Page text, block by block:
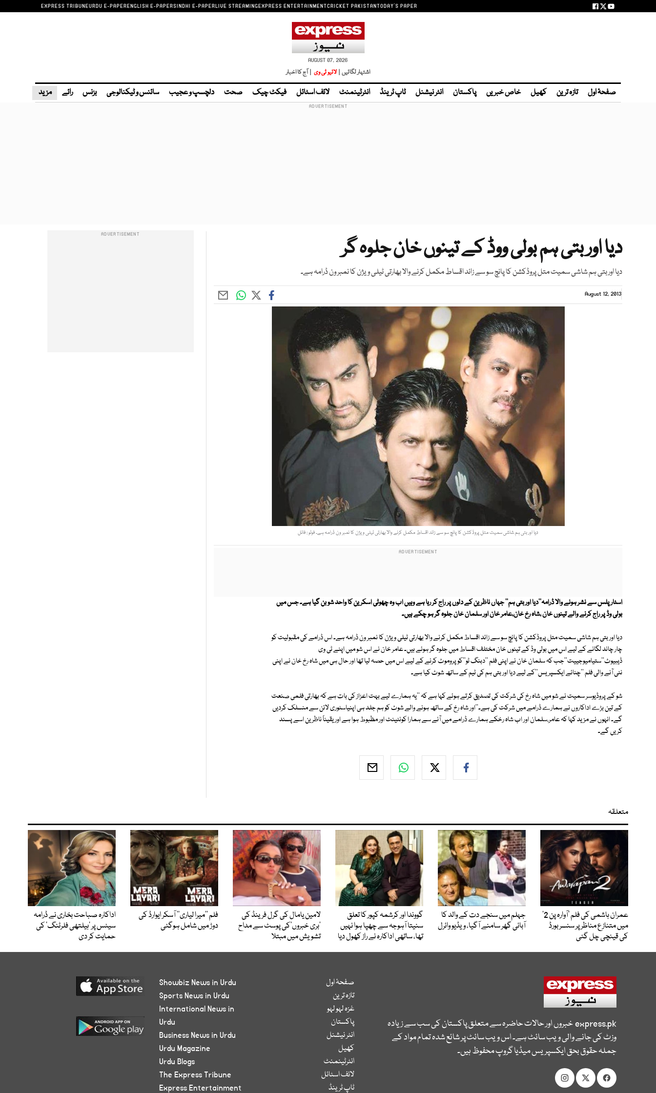
EXPRESS TRIBUNEURDU E-PAPERENGLISH E-PAPERSINDHI E-PAPERLIVE STREAMINGEXPRESS ENTERTAINMENTCRICKET PAKISTANTODAY'S PAPER
AUGUST 07, 2026
اشتہار لگائیں | لائیو ٹی وی | آج کا اخبار
صفحۂ اول تازہ ترین کھیل خاص خبریں پاکستان انٹر نیشنل ٹاپ ٹرینڈ انٹرٹینمنٹ لائف اسٹائل فیکٹ چیک صحت دلچسپ و عجیب سائنس و ٹیکنالوجی بزنس رائے مزید
دیا اور بتی ہم بولی ووڈ کے تینوں خان جلوہ گر
دیا اور بتی ہم شاشی سمیت متل پروڈکشن کا پانچ سو سے زائد اقساط مکمل کرنے والا بھارتی ٹیلی ویژن کا نمبر ون ڈرامہ ہے۔
August 12, 2013
دیا اور بتی ہم شاشی سمیت متل پروڈکشن کا پانچ سو سے زائد اقساط مکمل کرنے والا بھارتی ٹیلی ویژن کا نمبر ون ڈرامہ ہے۔ فوٹو : فائل
اسٹار پلس سے نشر ہونے والا ڈرامہ''دیا اور بتی ہم'' جہاں ناظرین کے دلوں پر راج کر رہا ہے وہیں اب وہ چھوٹی اسکرین کا واحد شو بن گیا ہے۔ جس میں
بولی وڈ پر راج کرنے والے تینوں خان ،شاہ رخ خان،عامر خان اور سلمان خان جلوہ گر ہو چکے ہیں۔
دیا اور بتی ہم شاشی سمیت متل پروڈکشن کا پانچ سو سے زائد اقساط مکمل کرنے والا بھارتی ٹیلی ویژن کا نمبر ون ڈرامہ ہے۔ اس ڈرامے کی مقبولیت کو
چار چاند لگانے کے لیے اس میں بولی وڈ کے تینوں خان مختلف اقساط میں جلوہ گر ہوئے ہیں۔ عامر خان نے اس شو میں اپنے ٹی وی
ڈیبیوٹ''ستیامیوجییت''جب کہ سلمان خان نے اپنی فلم ''دبنگ ٹو''کو پروموٹ کرنے کے لیے اس میں حصہ لیا تھا اور حال ہی میں شاہ رخ خان نے اپنی
نئی آنے والی فلم ''چنائے ایکسپریس''کے لیے دیا اور بتی ہم کی ٹیم کے ساتھ شوٹ کیا ہے۔
شو کے پروڈیوسر سمیت نے شو میں شاہ رخ کی شرکت کی تصدیق کرتے ہوئے کہا ہے کہ ''یہ ہمارے لیے بہت اعزاز کی بات ہے کہ بھارتی فلمی صنعت
کے تین بڑے اداکاروں نے ہمارے ڈرامے میں شرکت کی ہے۔''اور شاہ رخ کے ساتھ ہونے والے شوٹ کو ہم جلد ہی اپنیاسٹوری لائن سے منسلک کردیں
گے۔ انہوں نے مزید کہا کہ عامر،سلمان اور اب شاہ رخکے ہمارے ڈرامے میں آنے سے ہمارا کونٹینٹ اور مظبوط ہوا ہے اور یقیناً ناظرین اسے پسند
کریں گے۔
متعلقہ
عمران ہاشمی کی فلم ’آوارہ پن 2‘
میں متنازع مناظر پر سنسر بورڈ
کی قینچی چل گئی
جہلم میں سنجے دت کے والد کا
آبائی گھر سامنے آگیا، ویڈیو وائرل
گووندا اور کرشمہ کپور کا تعلق
سنیتا آہوجہ سے چھپا ہوا نہیں
تھا، ساتھی اداکارہ نے راز کھول دیا
لامین یامال کی گرل فرینڈ کی
’بری خبروں‘کی پوسٹ سے مداح
تشویش میں مبتلا
فلم ’’میرا لیاری‘‘ آسکر ایوارڈ کی
دوڑ میں شامل ہوگئی
اداکارہ صباحت بخاری نے ڈرامہ
سیٹس پر ’ہیلتھی فلرٹنگ‘ کی
حمایت کر دی
express.pkخبروں اور حالات حاضرہ سے متعلق پاکستان کی سب سے زیادہ
وزٹ کی جانے والی ویب سائٹ ہے۔ اس ویب سائٹ پر شائع شدہ تمام مواد کے
جملہ حقوق بحق ایکسپریس میڈیا گروپ محفوظ ہیں۔
صفحۂ اول
تازہ ترین
غزہ لہو لہو
پاکستان
انٹر نیشنل
کھیل
انٹرٹینمنٹ
لائف اسٹائل
ٹاپ ٹرینڈ
Showbiz News in Urdu
Sports News in Urdu
International News in
Urdu
Business News in Urdu
Urdu Magazine
Urdu Blogs
The Express Tribune
Express Entertainment